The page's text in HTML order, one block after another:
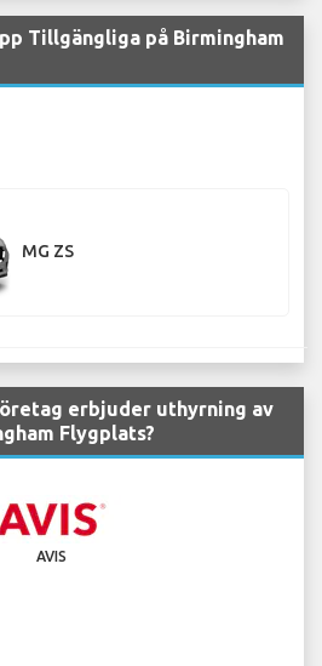
Tillgängliga på Birmingham
MG ZS
erbjuder uthyrning av
Flygplats?
AVIS